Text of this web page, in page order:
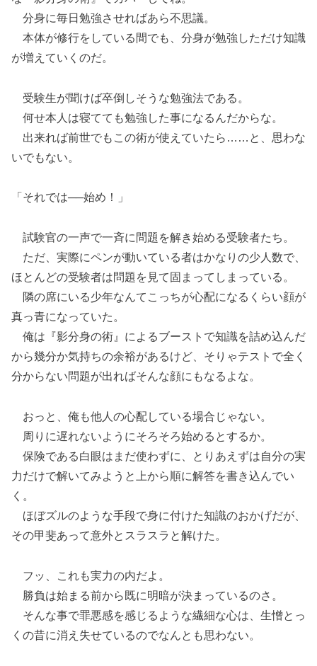
分身に毎日勉強させればあら不思議。
本体が修行をしている間でも、分身が勉強しただけ知識
が増えていくのだ。
受験生が聞けば卒倒しそうな勉強法である。
何せ本人は寝てても勉強した事になるんだからな。
出来れば前世でもこの術が使えていたら……と、思わな
いでもない。
「それでは──始め！」
試験官の一声で一斉に問題を解き始める受験者たち。
ただ、実際にペンが動いている者はかなりの少人数で、
ほとんどの受験者は問題を見て固まってしまっている。
隣の席にいる少年なんてこっちが心配になるくらい顔が
真っ青になっていた。
俺は『影分身の術』によるブーストで知識を詰め込んだ
から幾分か気持ちの余裕があるけど、そりゃテストで全く
分からない問題が出ればそんな顔にもなるよな。
おっと、俺も他人の心配している場合じゃない。
周りに遅れないようにそろそろ始めるとするか。
保険である白眼はまだ使わずに、とりあえずは自分の実
力だけで解いてみようと上から順に解答を書き込んでい
く。
ほぼズルのような手段で身に付けた知識のおかげだが、
その甲斐あって意外とスラスラと解けた。
フッ、これも実力の内だよ。
勝負は始まる前から既に明暗が決まっているのさ。
そんな事で罪悪感を感じるような繊細な心は、生憎とっ
くの昔に消え失せているのでなんとも思わない。